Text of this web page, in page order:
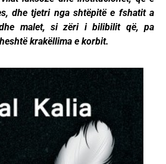
dhe tjetri nga shtëpitë e fshatit a
malet, si zëri i bilibilit që, pa
krakëllima e korbit.